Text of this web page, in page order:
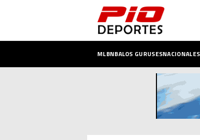
MLBNBALOS GURUSESNACIONALES